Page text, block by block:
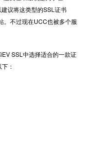
议将这类型的SSL证书
。不过现在UCC也被多个服
SSL中选择适合的一款证
：